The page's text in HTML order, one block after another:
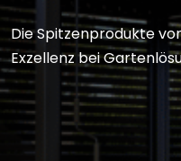
Die Spitzenprodukte
Exzellenz bei